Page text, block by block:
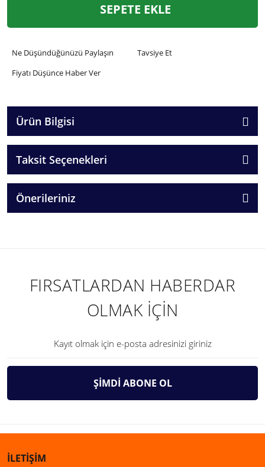
SEPETE EKLE
Ne Düşündüğünüzü Paylaşın
Tavsiye Et
Fiyatı Düşünce Haber Ver
Ürün Bilgisi
Taksit Seçenekleri
Önerileriniz
FIRSATLARDAN HABERDAR
OLMAK İÇİN
ŞİMDİ ABONE OL
İLETİŞİM